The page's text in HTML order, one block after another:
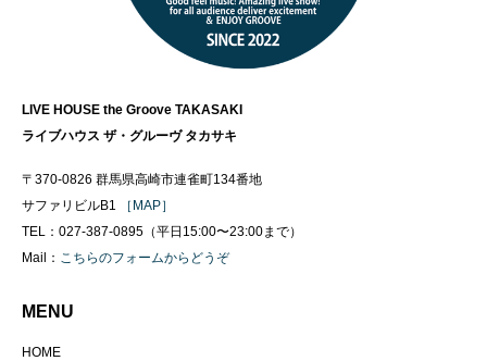
LIVE HOUSE the Groove TAKASAKI
ライブハウス ザ・グルーヴ タカサキ
〒370-0826 群馬県高崎市連雀町134番地
サファリビルB1
［MAP］
TEL：027-387-0895（平日15:00〜23:00まで）
Mail： こちらのフォームからどうぞ
MENU
HOME